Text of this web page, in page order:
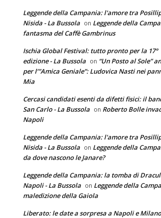
Leggende della Campania: l'amore tra
Nisida - La Bussola on Leggende della
fantasma del Caffè Gambrinus
Ischia Global Festival: tutto pronto per la 17°
edizione - La Bussola on “Un Posto al Sole”
per l’”Amica Geniale”: Ludovica Nasti nei
Mia
Cercasi candidati esenti da difetti fisici: il
San Carlo - La Bussola on Roberto Bolle
Napoli
Leggende della Campania: l'amore tra
Nisida - La Bussola on Leggende della
da dove nascono le Janare?
Leggende della Campania: la tomba di
Napoli - La Bussola on Leggende della
maledizione della Gaiola
Liberato: le date a sorpresa a Napoli e